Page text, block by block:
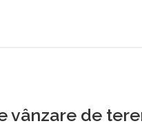
vânzare de